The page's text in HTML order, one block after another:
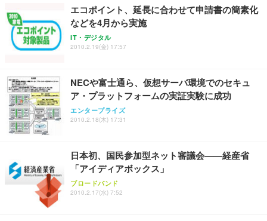
ト 幅52×奥行58.5×高さ84～96cm テレワーク 在宅
勤務 ブラック
￥4,139
像低減 (3年保証 | 輝点保証 | 日本メーカー)
￥34,980
￥3,731
エコポイント、延長に合わせて申請書の簡素化
などを4月から実施
IT・デジタル
2010.2.19(金) 17:57
NECや富士通ら、仮想サーバ環境でのセキュ
ア・プラットフォームの実証実験に成功
エンタープライズ
2010.2.18(木) 17:31
日本初、国民参加型ネット審議会——経産省
「アイディアボックス」
ブロードバンド
2010.2.17(水) 7:52